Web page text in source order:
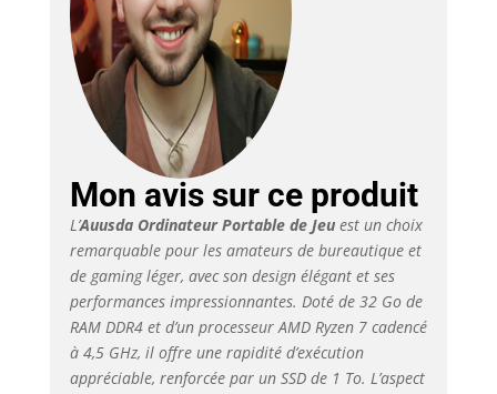
Mon avis sur ce produit
L’Auusda Ordinateur Portable de Jeuest un choix
remarquable pour les amateurs de bureautique et
de gaming léger, avec son design élégant et ses
performances impressionnantes. Doté de 32 Go de
RAM DDR4 et d’un processeur AMD Ryzen 7 cadencé
à 4,5 GHz, il offre une rapidité d’exécution
appréciable, renforcée par un SSD de 1 To. L’aspect